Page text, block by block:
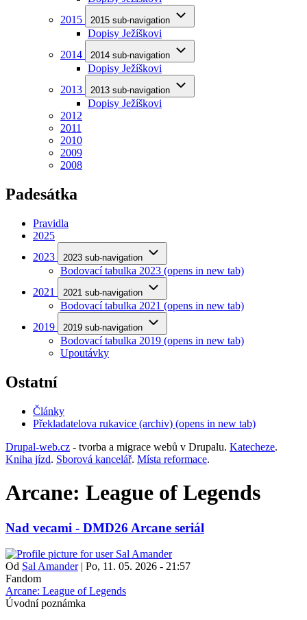
2015
2015 sub-navigation
Dopisy Ježíškovi
2014
2014 sub-navigation
Dopisy Ježíškovi
2013
2013 sub-navigation
Dopisy Ježíškovi
2012
2011
2010
2009
2008
Padesátka
Pravidla
2025
2023
2023 sub-navigation
Bodovací tabulka 2023 (opens in new tab)
2021
2021 sub-navigation
Bodovací tabulka 2021 (opens in new tab)
2019
2019 sub-navigation
Bodovací tabulka 2019 (opens in new tab)
Upoutávky
Ostatní
Články
Překladatelova rukavice (archiv) (opens in new tab)
Drupal-web.cz - tvorba a migrace webů v Drupalu. Katecheze.
Kniha jízd. Sborová kancelář. Místa reformace.
Arcane: League of Legends
Nad vecami - DMD26 Arcane seriál
Od Sal Amander| Po, 11. 05. 2026 - 21:57
Fandom
Arcane: League of Legends
Úvodní poznámka